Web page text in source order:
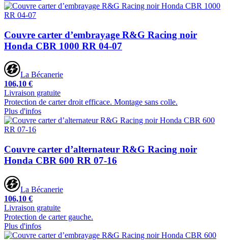
Couvre carter d’embrayage R&G Racing noir
Honda CBR 1000 RR 04-07
La Bécanerie
106,10 €
Livraison gratuite
Protection de carter droit efficace. Montage sans colle.
Plus d'infos
Couvre carter d’alternateur R&G Racing noir
Honda CBR 600 RR 07-16
La Bécanerie
106,10 €
Livraison gratuite
Protection de carter gauche.
Plus d'infos